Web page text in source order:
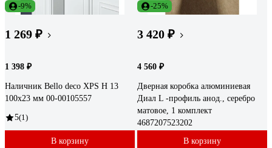
-9%
1 269 ₽
1 398 ₽
Наличник Bello deco XPS Н 13
100x23 мм 00-00105557
5(1)
В корзину
-25%
3 420 ₽
4 560 ₽
Дверная коробка алюминиевая
Диал L -профиль анод., серебро
матовое, 1 комплект
4687207523202
В корзину